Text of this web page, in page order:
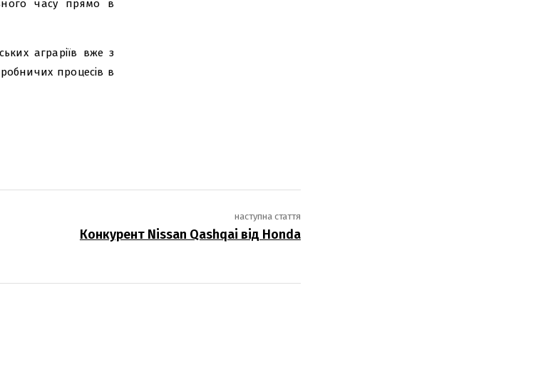
часу прямо в
аграріїв вже з
процесів в
наступна стаття
Конкурент Nissan Qashqai від Honda